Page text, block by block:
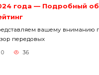
года — Подробный
вашему вниманию
передовых
0 36